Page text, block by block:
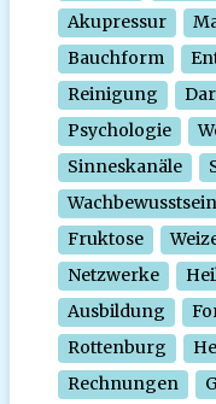
Akupressur
Bauchform
Reinigung
Psychologie
Sinneskanäle
Wachbewusstsein
Fruktose
Netzwerke
Ausbildung
Rottenburg
Rechnungen